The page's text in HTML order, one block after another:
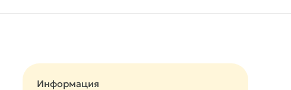
Информация